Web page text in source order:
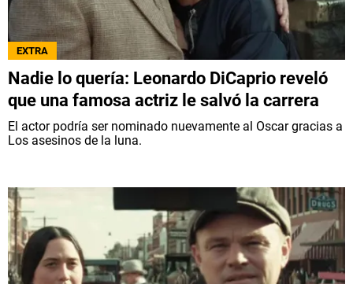
EXTRA
Nadie lo quería: Leonardo DiCaprio reveló
que una famosa actriz le salvó la carrera
El actor podría ser nominado nuevamente al Oscar gracias a
Los asesinos de la luna.